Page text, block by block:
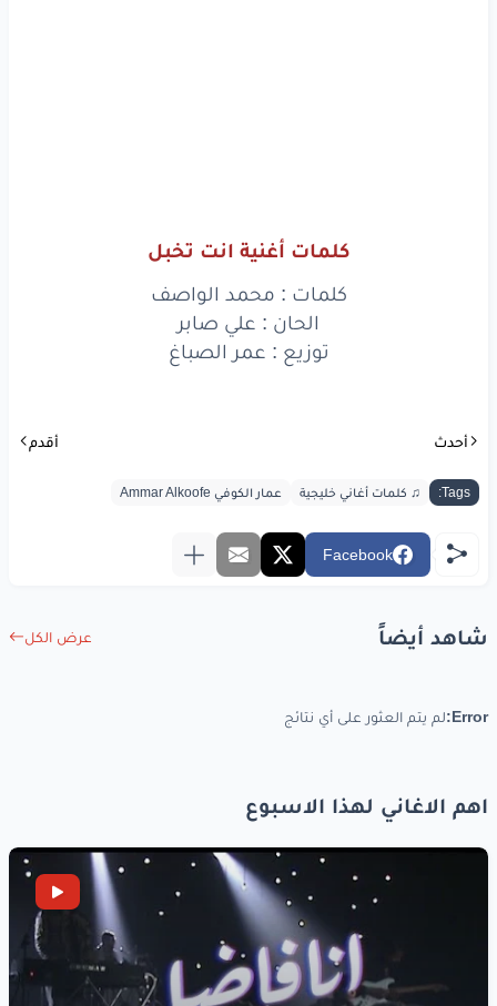
بيكانتياهنيالي
عاشكبشرجنّني
ومستحلكلبيوبالي
كلمات أغنية انت تخبل
كلمات : محمد الواصف
الحان : علي صابر
توزيع : عمر الصباغ
أحدث أقدم
Tags: ♫ كلمات أغاني خليجية عمار الكوفي Ammar Alkoofe
Facebook
شاهد أيضاً عرض الكل
Error: لم يتم العثور على أي نتائج
اهم الاغاني لهذا الاسبوع